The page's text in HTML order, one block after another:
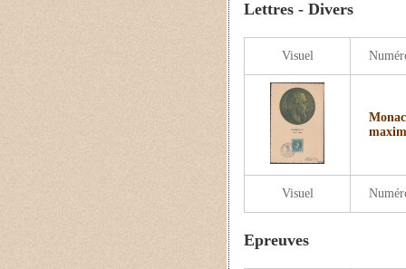
Lettres - Divers
Visuel
Visuel
Epreuves